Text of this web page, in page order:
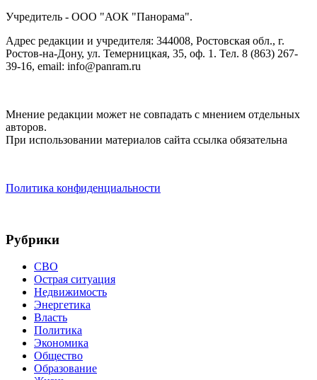
Учредитель - ООО "АОК "Панорама".
Адрес редакции и учредителя: 344008, Ростовская обл., г.
Ростов-на-Дону, ул. Темерницкая, 35, оф. 1. Тел. 8 (863) 267-
39-16, email: info@panram.ru
Мнение редакции может не совпадать с мнением отдельных
авторов.
При использовании материалов сайта ссылка обязательна
Политика конфиденциальности
Рубрики
СВО
Острая ситуация
Недвижимость
Энергетика
Власть
Политика
Экономика
Общество
Образование